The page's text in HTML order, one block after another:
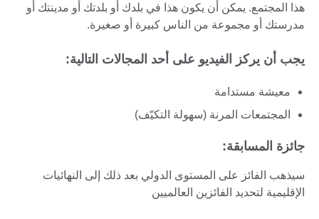
هذا المجتمع. يمكن أن يكون هذا في بلدك أو بلدتك أو مدينتك أو
مدرستك أو مجموعة من الناس كبيرة أو صغيرة.
يجب أن يركز الفيديو على أحد المجالات التالية:
معيشة مستدامة
المجتمعات المرنة (سهولة التكيّف)
جائزة المسابقة:
سيذهب الفائز على المستوى الدولي بعد ذلك إلى النهائيات
الإقليمية لتحديد الفائزين العالميين